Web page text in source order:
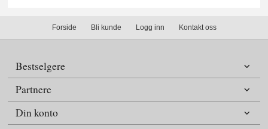
Forside Bli kunde Logg inn Kontakt oss
Bestselgere
Partnere
Din konto